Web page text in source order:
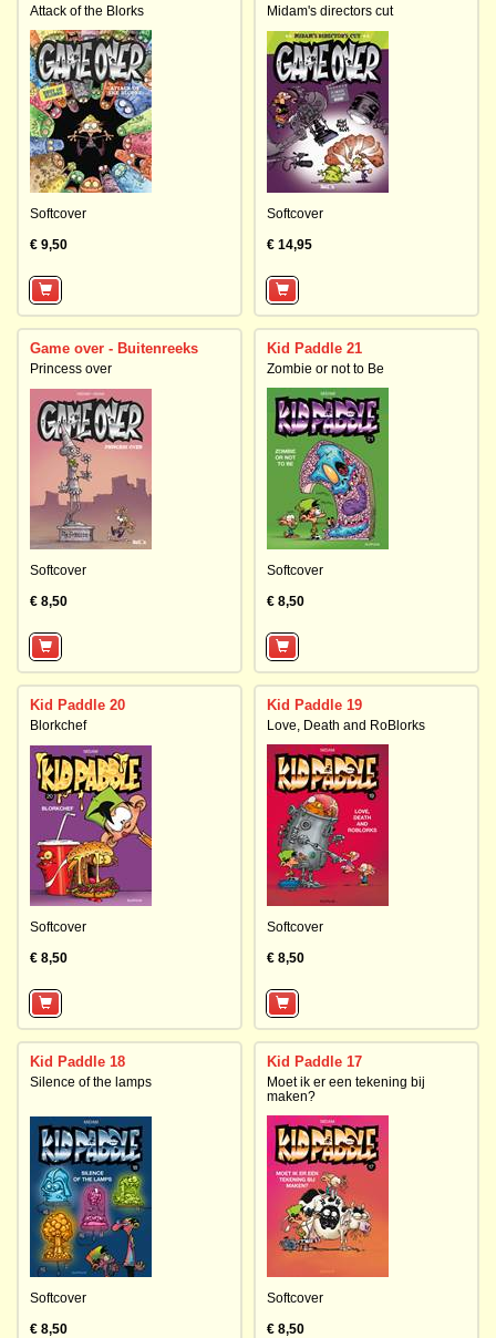
Attack of the Blorks
Softcover
€ 9,50
Midam's directors cut
Softcover
€ 14,95
Game over - Buitenreeks
Princess over
Softcover
€ 8,50
Kid Paddle 21
Zombie or not to Be
Softcover
€ 8,50
Kid Paddle 20
Blorkchef
Softcover
€ 8,50
Kid Paddle 19
Love, Death and RoBlorks
Softcover
€ 8,50
Kid Paddle 18
Silence of the lamps
Softcover
€ 8,50
Kid Paddle 17
Moet ik er een tekening bij
maken?
Softcover
€ 8,50